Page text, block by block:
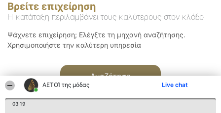
ΑΕΤΟΊ της μόδας Live chat
03:19
Βρείτε επιχείρηση
Η κατάταξη περιλαμβάνει τους καλύτερους στον κλάδο
Ψάχνετε επιχείρηση; Ελέγξτε τη μηχανή αναζήτησης.
Χρησιμοποιήστε την καλύτερη υπηρεσία
Αναζήτηση